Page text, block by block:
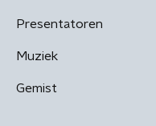
Presentatoren
Muziek
Gemist